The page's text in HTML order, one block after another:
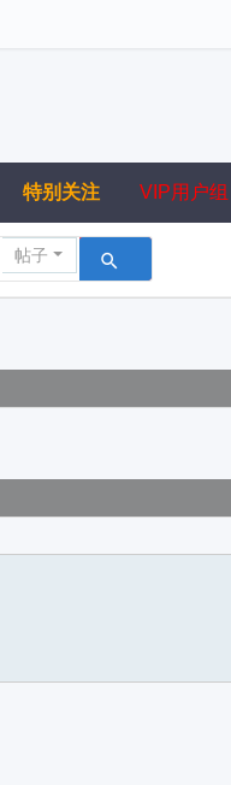
特别关注 VIP用户组
帖子